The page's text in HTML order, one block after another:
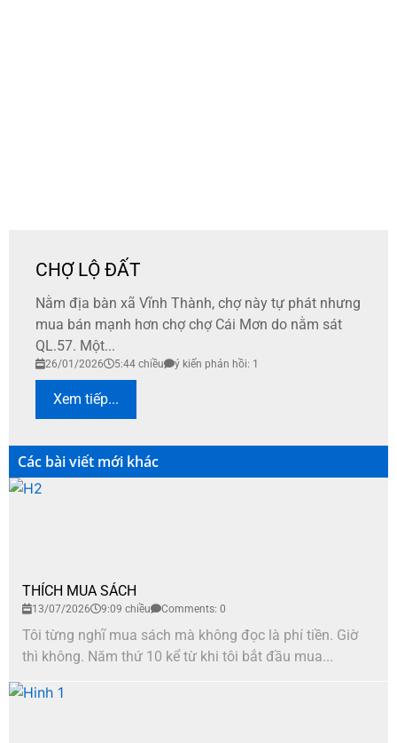
CHỢ LỘ ĐẤT
Nằm địa bàn xã Vĩnh Thành, chợ này tự phát nhưng
mua bán mạnh hơn chợ chợ Cái Mơn do nằm sát
QL.57. Một...
26/01/2026 5:44 chiều ý kiến phản hồi: 1
Xem tiếp...
Các bài viết mới khác
THÍCH MUA SÁCH
13/07/2026 9:09 chiều Comments: 0
Tôi từng nghĩ mua sách mà không đọc là phí tiền. Giờ
thì không. Năm thứ 10 kể từ khi tôi bắt đầu mua...